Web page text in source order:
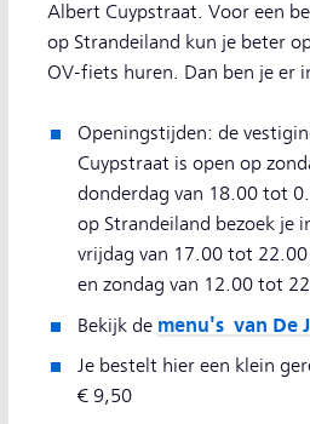
Albert Cuypstraat. Voor een
op Strandeiland kun je beter
OV-fiets huren. Dan ben je er
Openingstijden: de
Cuypstraat is open op
donderdag van 18.00 tot
op Strandeiland bezoek je
vrijdag van 17.00 tot
en zondag van 12.00 tot
Bekijk de menu's van De
Je bestelt hier een klein
€ 9,50